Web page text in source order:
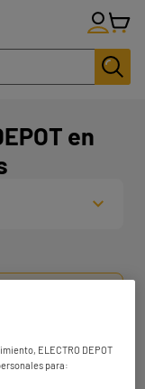
en
ELECTRO DEPOT
para: